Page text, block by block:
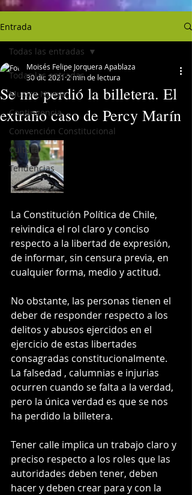
Entrada
Todas las entradas
Musica Nueva
Contingencia
Convención Constitucional
Cultura
Tendencias
Todas las entradas
Se me perdió la billetera. El
extraño caso de Percy Marín
Moisés Felipe Jorquera Apablaza
30 dic 20212 min de lectura
La Constitución Política de Chile,
reivindica el rol claro y conciso
respecto a la libertad de expresión,
de informar, sin censura previa, en
cualquier forma, medio y actitud.
No obstante, las personas tienen el
deber de responder respecto a los
delitos y abusos ejercidos en el
ejercicio de estas libertades
consagradas constitucionalmente.
La falsedad , calumnias e injurias
ocurren cuando se falta a la verdad,
pero la única verdad es que se nos
ha perdido la billetera.
Tener calle implica un trabajo claro y
preciso respecto a los roles que las
autoridades deben tener, deben
hacer y deben crear para y con la